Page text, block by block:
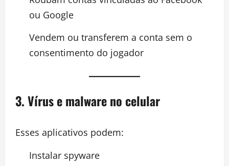
ou Google
Vendem ou transferem a conta sem o
consentimento do jogador
3. Vírus e malware no celular
Esses aplicativos podem:
Instalar spyware